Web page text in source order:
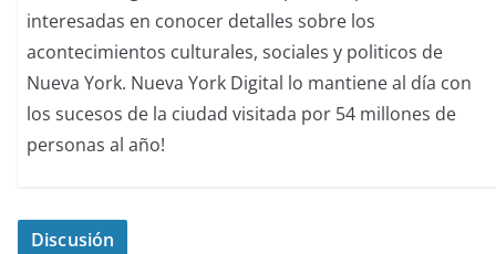
interesadas en conocer detalles sobre los
acontecimientos culturales, sociales y politicos de
Nueva York. Nueva York Digital lo mantiene al día con
los sucesos de la ciudad visitada por 54 millones de
personas al año!
Discusión